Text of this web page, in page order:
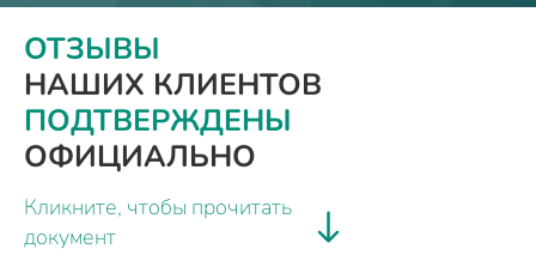
ОТЗЫВЫ
НАШИХ КЛИЕНТОВ
ПОДТВЕРЖДЕНЫ
ОФИЦИАЛЬНО
Кликните, чтобы прочитать
документ